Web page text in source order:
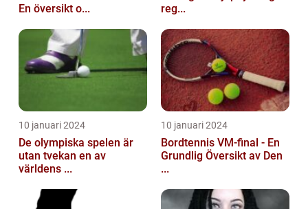
En översikt o...
reg...
10 januari 2024
De olympiska spelen är
utan tvekan en av
världens ...
10 januari 2024
Bordtennis VM-final - En
Grundlig Översikt av Den
...